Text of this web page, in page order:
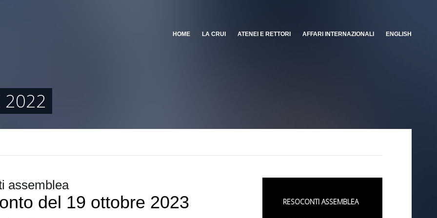
HOME LA CRUI ATENEI E RETTORI AFFARI INTERNAZIONALI ENGLISH
2022
assemblea
del 19 ottobre 2023 RESOCONTI ASSEMBLEA